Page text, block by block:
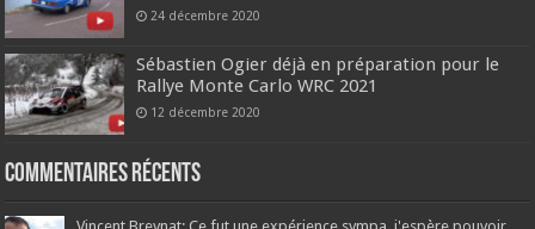
24 décembre 2020
Sébastien Ogier déjà en préparation pour le
Rallye Monte Carlo WRC 2021
12 décembre 2020
Commentaires récents